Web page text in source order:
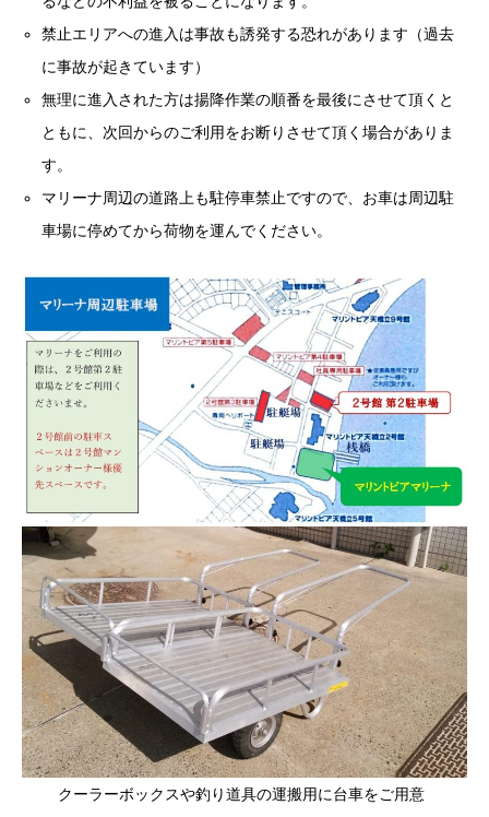
禁止エリアへの進入は事故も誘発する恐れがあります（過去
に事故が起きています）
無理に進入された方は揚降作業の順番を最後にさせて頂くと
ともに、次回からのご利用をお断りさせて頂く場合がありま
す。
マリーナ周辺の道路上も駐停車禁止ですので、お車は周辺駐
車場に停めてから荷物を運んでください。
クーラーボックスや釣り道具の運搬用に台車をご用意